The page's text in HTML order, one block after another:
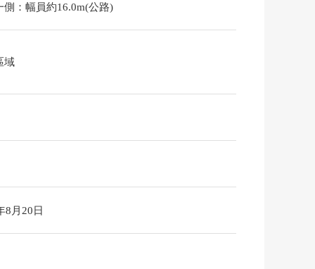
側：幅員約16.0m(公路)
域
8月20日